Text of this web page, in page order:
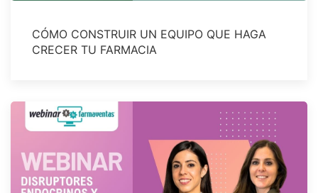
CÓMO CONSTRUIR UN EQUIPO QUE HAGA
CRECER TU FARMACIA